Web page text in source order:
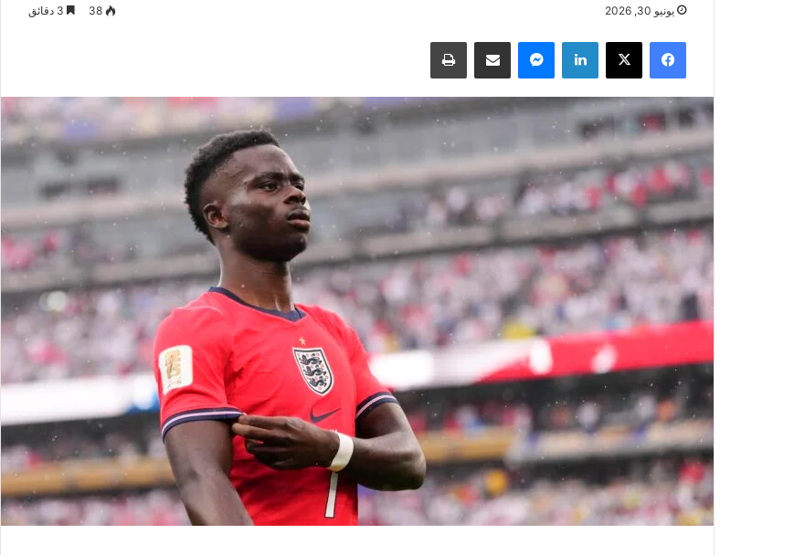
يونيو 30, 2026 38
فيسبوك ‫X لينكدإن ماسنجر مشاركة عبر البريد طباعة